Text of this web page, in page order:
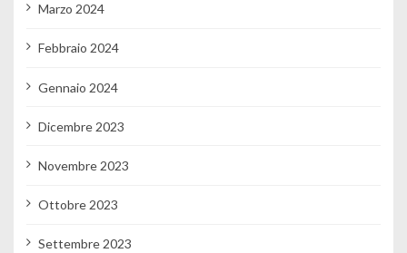
Marzo 2024
Febbraio 2024
Gennaio 2024
Dicembre 2023
Novembre 2023
Ottobre 2023
Settembre 2023